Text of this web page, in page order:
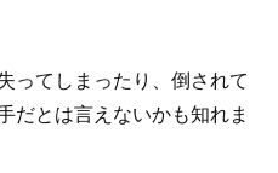
ってしまったり、倒されて
だとは言えないかも知れま